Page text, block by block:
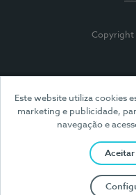
Este website utiliza cookies
marketing e publicidade,
navegação e
Aceitar
Copyright